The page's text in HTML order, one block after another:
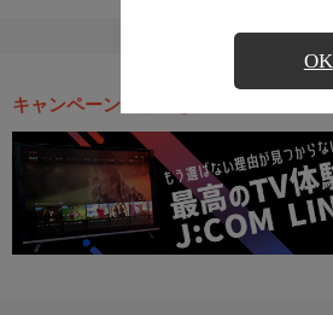
OK
キャンペーン・お得な情報